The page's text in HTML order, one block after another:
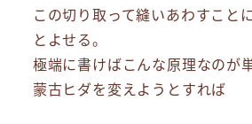
この切り取って縫いあわすこと
とよせる。
極端に書けばこんな原理なのが
蒙古ヒダを変えようとすれば